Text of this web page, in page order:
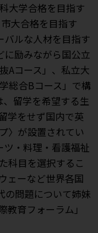
大学合格を目指す
大合格を目指す
バルな人材を目指す
に励みながら国公立
Aコース」、私立大
総合Bコース」で構
留学を希望する生
学をせず国内で英
〉が設置されてい
ツ・料理・看護福祉
科目を選択するこ
ェーなど世界各国
の問題について姉妹
育フォーラム」